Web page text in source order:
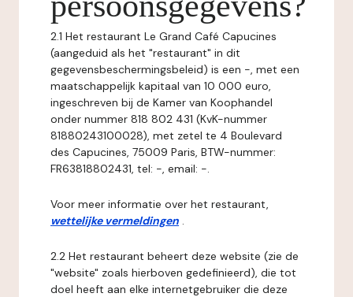
2.1 Het restaurant Le Grand Café Capucines
(aangeduid als het "restaurant" in dit
gegevensbeschermingsbeleid) is een -, met een
maatschappelijk kapitaal van 10 000 euro,
ingeschreven bij de Kamer van Koophandel
onder nummer 818 802 431 (KvK-nummer
81880243100028), met zetel te 4 Boulevard
des Capucines, 75009 Paris, BTW-nummer:
FR63818802431, tel: -, email: -.
Voor meer informatie over het restaurant,
wettelijke vermeldingen .
2.2 Het restaurant beheert deze website (zie de
"website" zoals hierboven gedefinieerd), die tot
doel heeft aan elke internetgebruiker die deze